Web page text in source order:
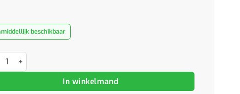
beschikbaar
3 pcs Bruin Massief mahoniehout aantal
In winkelmand